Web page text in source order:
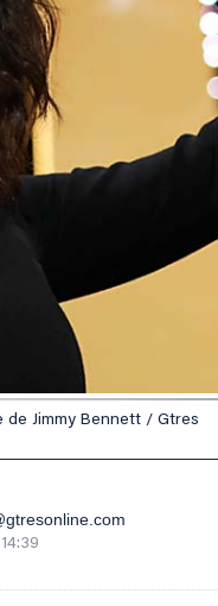
de Jimmy Bennett / Gtres